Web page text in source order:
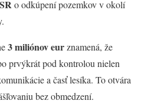
o odkúpení pozemkov v okolí
3 miliónov eurznamená, že
prvýkrát pod kontrolou nielen
a časť lesíka. To otvára
bez obmedzení.